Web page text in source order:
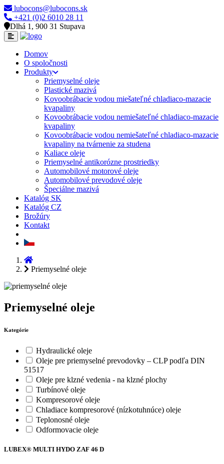
lubocons@lubocons.sk
+421 (0)2 6010 28 11
Dlhá 1, 900 31 Stupava
Domov
O spoločnosti
Produkty
Priemyselné oleje
Plastické mazivá
Kovoobrábacie vodou miešateľné chladiaco-mazacie
kvapaliny
Kovoobrábacie vodou nemiešateľné chladiaco-mazacie
kvapaliny
Kovoobrábacie vodou nemiešateľné chladiaco-mazacie
kvapaliny na tvárnenie za studena
Kaliace oleje
Priemyselné antikorózne prostriedky
Automobilové motorové oleje
Automobilové prevodové oleje
Špeciálne mazivá
Katalóg SK
Katalóg CZ
Brožúry
Kontakt
Priemyselné oleje
Priemyselné oleje
Kategórie
Hydraulické oleje
Oleje pre priemyselné prevodovky – CLP podľa DIN
51517
Oleje pre klzné vedenia - na klzné plochy
Turbínové oleje
Kompresorové oleje
Chladiace kompresorové (nízkotuhnúce) oleje
Teplonosné oleje
Odformovacie oleje
LUBEX® MULTI HYDO ZAF 46 D